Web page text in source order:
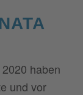
haben
und vor